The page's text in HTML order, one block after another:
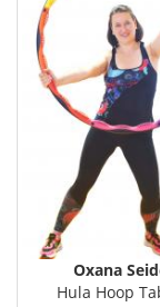
Oxana
Hula Hoop